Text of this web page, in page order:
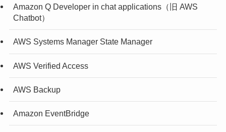
Amazon Q Developer in chat applications（旧 AWS
Chatbot）
AWS Systems Manager State Manager
AWS Verified Access
AWS Backup
Amazon EventBridge